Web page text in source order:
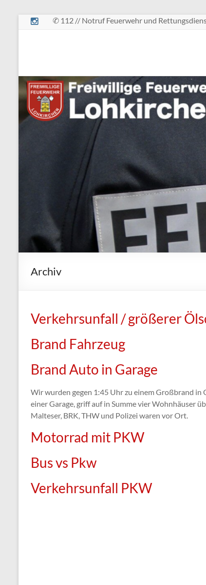
Zum
✆ 112 // Notruf Feuerwehr und
Lohkirchen
retten
–
Archiv
Verkehrsunfall / größerer
Brand Fahrzeug
Brand Auto in Garage
Wir wurden gegen 1:45 Uhr zu einem Großbrand in
einer Garage, griff auf in Summe vier Wohnhäuser
Malteser, BRK, THW und Polizei waren vor Ort.
Motorrad mit PKW
Bus vs Pkw
Verkehrsunfall PKW